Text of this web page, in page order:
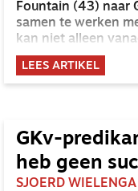
Fountain (43) naar
samen te werken
kan niet alleen
rechtvaardige
LEES ARTIKEL
GKv-
heb geen
SJOERD WIELENGA